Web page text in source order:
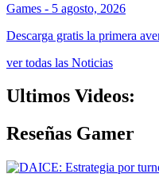
Games - 5 agosto, 2026
Descarga gratis la primera
ver todas las Noticias
Ultimos Videos:
Reseñas Gamer